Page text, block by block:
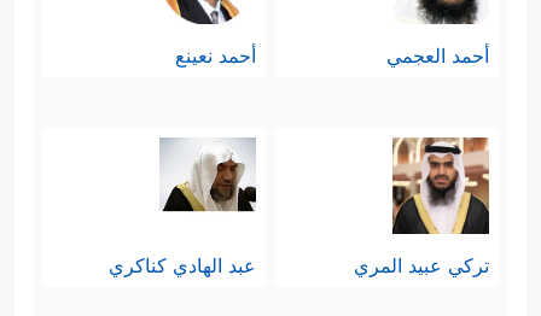
أحمد العجمي أحمد نعينع
تركي عبيد المري عبد الهادي كناكري